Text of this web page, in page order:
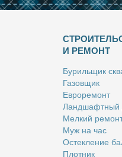
И РЕМОНТ
Бу­риль­щик
Га­зов­щик
Ев­ро­ре­монт
Ланд­шафт­ный
Мел­кий
Муж на час
Остек­ле­ние
Плот­ник